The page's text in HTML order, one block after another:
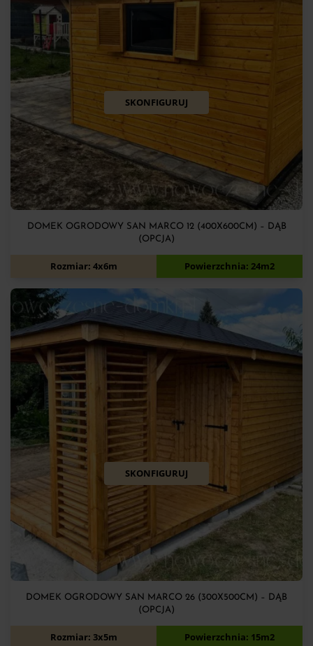
SKONFIGURUJ
DOMEK OGRODOWY SAN MARCO 12 (400X600CM) – DĄB
(OPCJA)
14 800zł
Rozmiar: 4x6m Powierzchnia: 24m2
SKONFIGURUJ
DOMEK OGRODOWY SAN MARCO 26 (300X500CM) – DĄB
(OPCJA)
10 500zł
Rozmiar: 3x5m Powierzchnia: 15m2